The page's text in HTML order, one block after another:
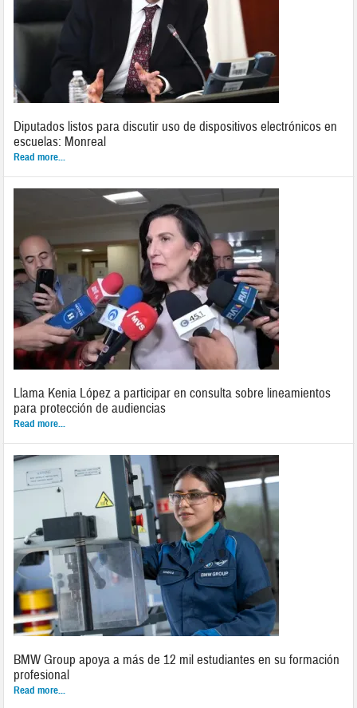
Diputados listos para discutir uso de dispositivos electrónicos en
escuelas: Monreal
Read more...
Llama Kenia López a participar en consulta sobre lineamientos
para protección de audiencias
Read more...
BMW Group apoya a más de 12 mil estudiantes en su formación
profesional
Read more...